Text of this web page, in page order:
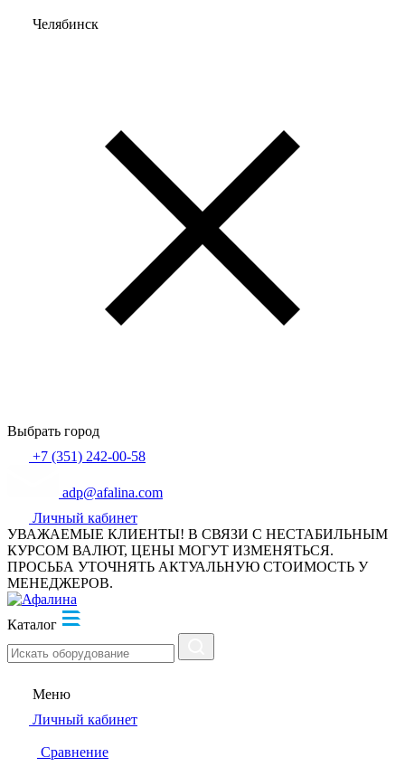
Челябинск
Выбрать город
+7 (351) 242-00-58
adp@afalina.com
Личный кабинет
УВАЖАЕМЫЕ КЛИЕНТЫ! В СВЯЗИ С НЕСТАБИЛЬНЫМ
КУРСОМ ВАЛЮТ, ЦЕНЫ МОГУТ ИЗМЕНЯТЬСЯ.
ПРОСЬБА УТОЧНЯТЬ АКТУАЛЬНУЮ СТОИМОСТЬ У
МЕНЕДЖЕРОВ.
Каталог
Меню
Личный кабинет
Сравнение